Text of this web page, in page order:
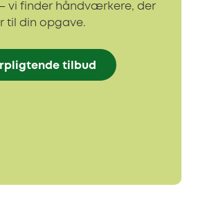
vi finder håndværkere, der
til din opgave.
tilbud